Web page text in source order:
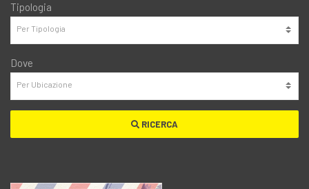
Tipologia
Dove
RICERCA